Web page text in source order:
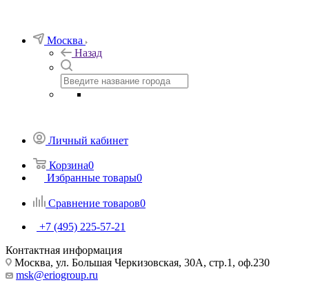
Москва
Назад
Личный кабинет
Корзина0
Избранные товары0
Сравнение товаров0
+7 (495) 225-57-21
Контактная информация
Москва, ул. Большая Черкизовская, 30А, стр.1, оф.230
msk@eriogroup.ru